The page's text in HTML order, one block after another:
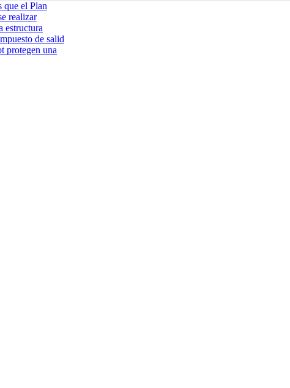
que el Plan
realizar
estructura
de salid
protegen una